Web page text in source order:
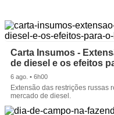
Carta Insumos -
de diesel e os efeitos
6 ago. • 6h00
Extensão das restrições russas
mercado de diesel.